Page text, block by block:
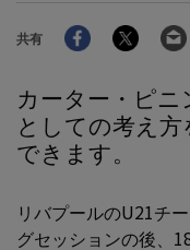
共有
FacebookTwitter
カーター・ピ
としての考え
できます。
リバプールのU21チ
グセッションの後、